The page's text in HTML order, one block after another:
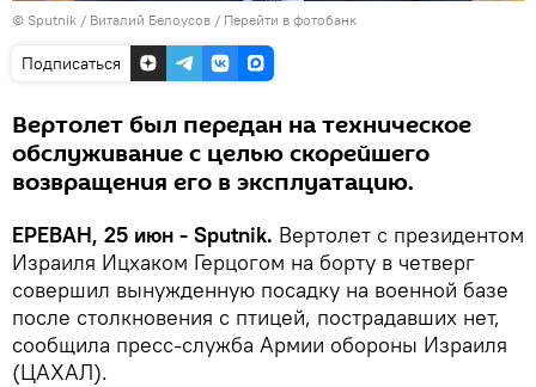
© Sputnik / Виталий Белоусов / Перейти в фотобанк
Подписаться
Вертолет был передан на техническое
обслуживание с целью скорейшего
возвращения его в эксплуатацию.
ЕРЕВАН, 25 июн - Sputnik. Вертолет с президентом
Израиля Ицхаком Герцогом на борту в четверг
совершил вынужденную посадку на военной базе
после столкновения с птицей, пострадавших нет,
сообщила пресс-служба Армии обороны Израиля
(ЦАХАЛ).